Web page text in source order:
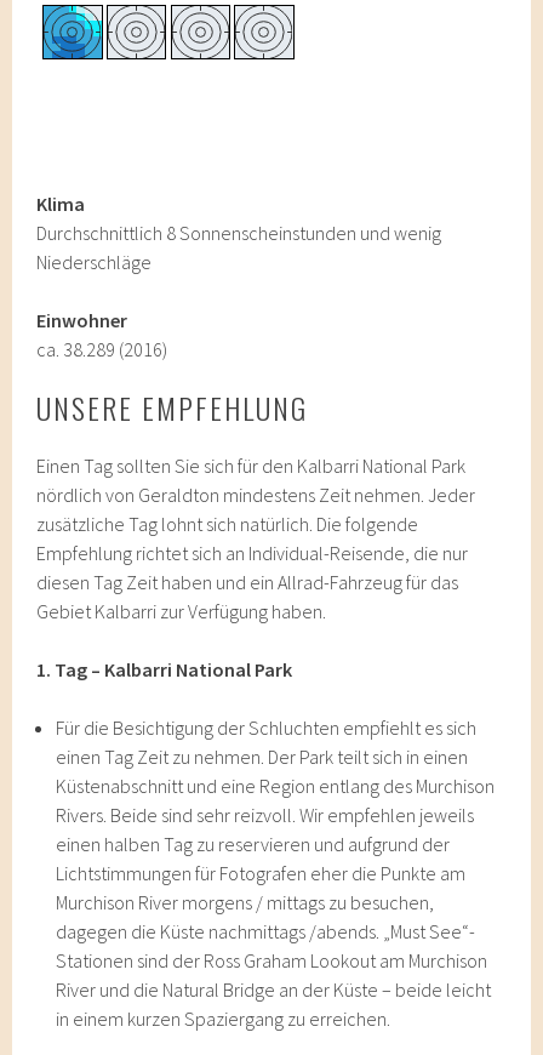
Klima
Durchschnittlich 8 Sonnenscheinstunden und wenig
Niederschläge
Einwohner
ca. 38.289 (2016)
UNSERE EMPFEHLUNG
Einen Tag sollten Sie sich für den Kalbarri National Park
nördlich von Geraldton mindestens Zeit nehmen. Jeder
zusätzliche Tag lohnt sich natürlich. Die folgende
Empfehlung richtet sich an Individual-Reisende, die nur
diesen Tag Zeit haben und ein Allrad-Fahrzeug für das
Gebiet Kalbarri zur Verfügung haben.
1. Tag – Kalbarri National Park
Für die Besichtigung der Schluchten empfiehlt es sich
einen Tag Zeit zu nehmen. Der Park teilt sich in einen
Küstenabschnitt und eine Region entlang des Murchison
Rivers. Beide sind sehr reizvoll. Wir empfehlen jeweils
einen halben Tag zu reservieren und aufgrund der
Lichtstimmungen für Fotografen eher die Punkte am
Murchison River morgens / mittags zu besuchen,
dagegen die Küste nachmittags /abends. „Must See“-
Stationen sind der Ross Graham Lookout am Murchison
River und die Natural Bridge an der Küste – beide leicht
in einem kurzen Spaziergang zu erreichen.